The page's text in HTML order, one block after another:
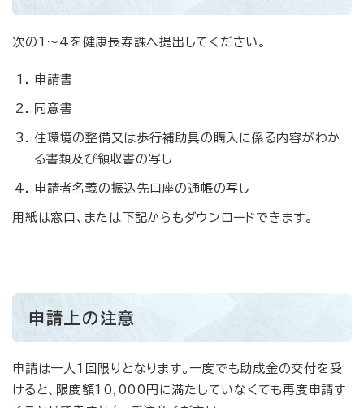
次の1～4を健康長寿課へ提出してください。
申請書
同意書
住環境の整備又は歩行補助具の購入に係る内容がわか
る書類及び領収書の写し
申請者名義の振込先口座の通帳の写し
用紙は窓口、または下記からもダウンロードできます。
申請上の注意
申請は一人1回限りとなります。一度でも助成金の交付を受
けると、限度額10,000円に満たしていなくても再度申請す